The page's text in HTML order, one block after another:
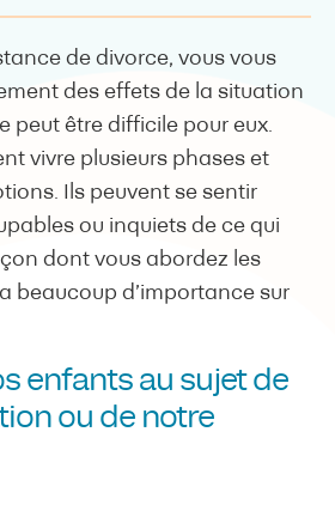
de divorce, vous vous
des effets de la situation
peut être difficile pour eux.
vivre plusieurs phases et
Ils peuvent se sentir
ou inquiets de ce qui
dont vous abordez les
beaucoup d’importance sur
enfants au sujet de
ou de notre